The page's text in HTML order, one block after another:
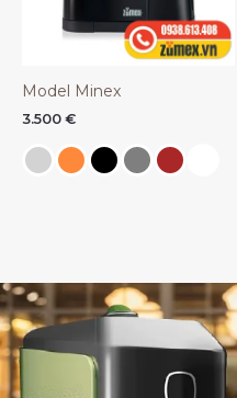
Model Minex
3.500 €